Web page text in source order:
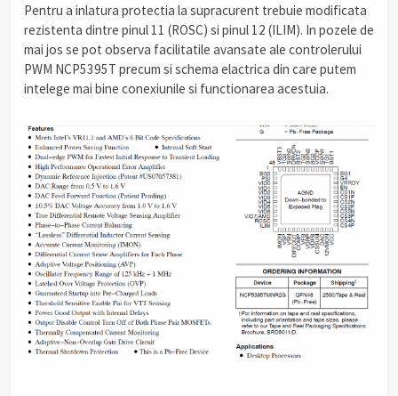
Pentru a inlatura protectia la supracurent trebuie modificata
rezistenta dintre pinul 11 (ROSC) si pinul 12 (ILIM). In pozele de
mai jos se pot observa facilitatile avansate ale controlerului
PWM NCP5395T precum si schema elactrica din care putem
intelege mai bine conexiunile si functionarea acestuia.